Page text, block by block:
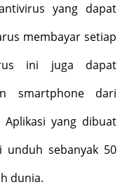
yang dapat
membayar setiap
ini juga dapat
smartphone dari
Aplikasi yang dibuat
unduh sebanyak 50
dunia.